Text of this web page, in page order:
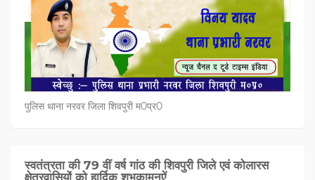
पुलिस थाना नरवर जिला शिवपुरी म0प्र0
स्वतंत्रता की 79 वीं वर्ष गांठ की शिवपुरी जिले एवं कोलारस
क्षेत्रवासियों को हार्दिक शुभकामनऐं